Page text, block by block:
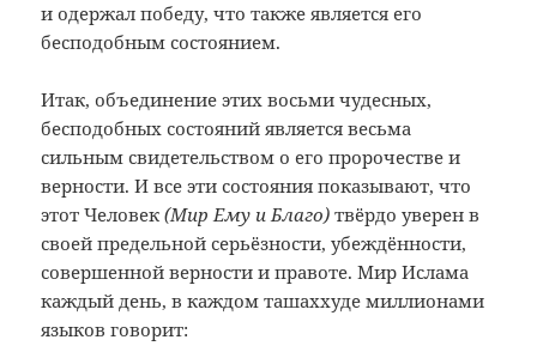
и одержал победу, что также является его
бесподобным состоянием.
Итак, объединение этих восьми чудесных,
бесподобных состояний является весьма
сильным свидетельством о его пророчестве и
верности. И все эти состояния показывают, что
этот Человек(Мир Ему и Благо) твёрдо уверен в
своей предельной серьёзности, убеждённости,
совершенной верности и правоте. Мир Ислама
каждый день, в каждом ташаххуде миллионами
языков говорит: